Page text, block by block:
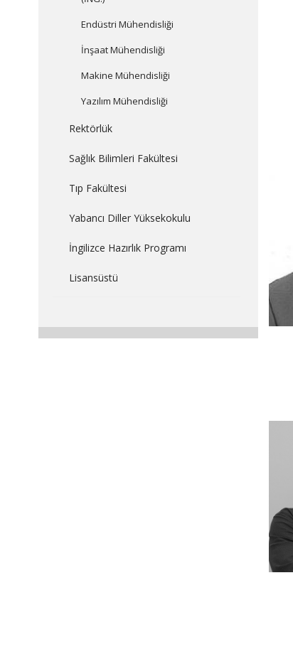
Endüstri Mühendisliği
İnşaat Mühendisliği
Makine Mühendisliği
Yazılım Mühendisliği
Rektörlük
Sağlık Bilimleri Fakültesi
Tıp Fakültesi
Yabancı Diller Yüksekokulu
İngilizce Hazırlık Programı
Lisansüstü